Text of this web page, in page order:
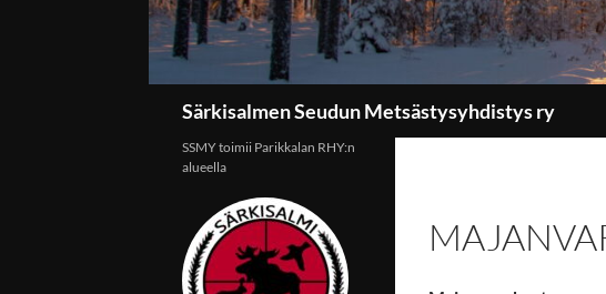
Särkisalmen Seudun Metsästysyhdistys ry
SSMY toimii Parikkalan RHY:n
alueella